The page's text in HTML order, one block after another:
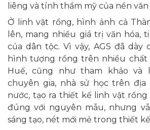
liêng và tính thẩm mỹ của nền
Ở linh vật rồng, hình ảnh cả
lên, mang nhiều giá trị văn hóa,
của dân tộc. Vì vậy, AGS đã dày
hình tượng rồng trên nhiều chất
Huế, cũng như tham khảo và
chuyên gia, nhà sử học trên
nước, tạo ra thiết kế linh vật rồng
đúng với nguyên mẫu, nhưng
sáng tạo, nét mới mẻ trong thiết